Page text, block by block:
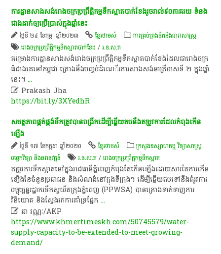
ការដ្ឋាន​សាងសង់​រោងចក្រ​ប្រព្រឹត្តិកម្ម​ទឹក​ស្អាត​បាក់​ខែង​រួចរាល់​៩០​ភាគរយ​ ទំនង​
ជាង​ដាក់​ឲ្យ​ប្រើប្រាស់​ក្នុងឆ្នាំនេះ​
ថ្ងៃទី ២៤ ខែកុម្ភៈ ឆ្នាំ២០២៣ ខ្មែរថាមស៍
ការគ្រប់គ្រង​ទឹក​និង​ធារាសាស្ត្រ​
រោងចក្រ​ប្រព្រឹត្តិ​កម្ម​ទឹក​ស្អាត​បាក់ខែង​ /រ.ទ.ស.ភ
​គម្រោង​ការដ្ឋាន​សាងសង់​រោងចក្រ​ប្រព្រឹត្តិកម្ម​ទឹក​ស្អាត​បាក់​ខែង​ដែល​ជា​រោងចក្រ​
ធំ​ជាងគេ​នៅ​កម្ពុជា​ គ្រោង​នឹង​បញ្ចប់​ដំណេ​ី​រការ​សាងសង់​នា​ត្រីមាស​ទី​ ២​ ក្នុងឆ្នាំ
នេះ​។​...
 Prakash Jha
https://bit.ly/3XYedhR
សមត្ថភាព​ផ្គត់ផ្គង់​ទឹក​ត្រូវ​បាន​ពង្រីក​ដើម្បី​ឆ្លើយ​តប​នឹង​តម្រូវការ​ដែល​កំពុង​កើន
ឡើង​
ថ្ងៃទី ១៧ ខែកក្កដា ឆ្នាំ២០២០ ខ្មែរថាមស៍
ក្រសួងឧស្សាហកម្ម វិទ្យាសាស្ត្រ
បច្ចេកវិទ្យា និងនវានុវត្តន៍
រ.ទ.ស.ភ /រោងចក្រ​ប្រព្រឹត្តកម្ម​ទឹក​ស្អាត
​តម្រូវការ​ទឹក​ស្អាត​នៅ​ក្នុង​រាជធានី​ភ្នំពេញ​កំពុង​តែ​កើនឡើង​ដោយសារ​តែ​ការ​កើន
ឡើង​នៃ​ចំនួន​ប្រជាជន​ និង​សំណង់​នៅ​ក្នុង​ទីក្រុង​។​ ដើម្បី​ឆ្លើយ​តប​ទៅ​នឹង​តំរូវការ​
បច្ចុប្បន្ន​រដ្ឋាករទឹក​ស្វយ័ត​ក្រុងភ្នំពេញ​ (PPWSA)​ បាន​គ្រោង​ទាក់ទាញ​ការ​
វិនិយោគ​ និង​ស្វែងរក​ការ​គាំទ្រ​ផ្នែក...
 ជា វណ្ណៈ/AKP
https://www.khmertimeskh.com/50745579/water-
supply-capacity-to-be-extended-to-meet-growing-
demand/